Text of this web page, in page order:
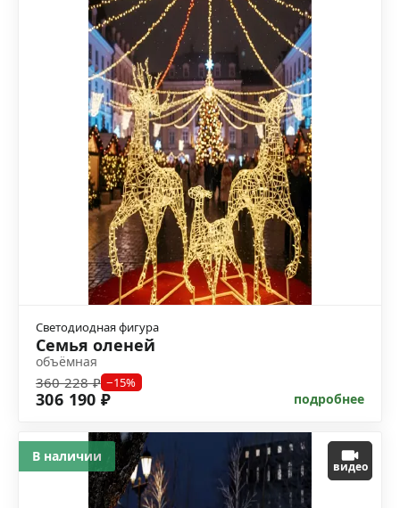
Светодиодная фигура
Семья оленей
объёмная
360 228 ₽ −15%
306 190 ₽ подробнее
видео
В наличии